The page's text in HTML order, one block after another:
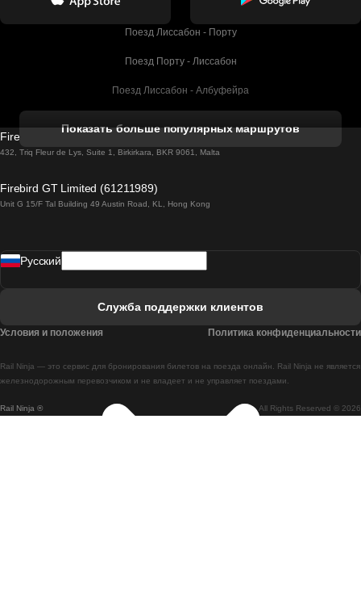
Поезд Лиссабон - Порту
Поезд Порту - Лиссабон
Поезд Лиссабон - Албуфейра
Поезд Лиссабон - Лагос
Поезд Лиссабон - Мадрид
Поезд Лиссабон - Брага
Поезд Брага - Лиссабон
Показать больше популярных маршрутов
Firebird GT Limited (OC 1451)
432, Triq Fleur de Lys, Suite 1, Birkirkara, BKR 9061, Malta
Firebird GT Limited (61211989)
Unit G 15/F Tal Building 49 Austin Road, KL, Hong Kong
Rail Ninja ® All Rights Reserved © 2026
Rail Ninja — это сервис для бронирования билетов на поезда онлайн. Rail Ninja не является
железнодорожным перевозчиком и не владеет и не управляет поездами.
Pусский
Служба поддержки клиентов
Условия и положения Политика конфиденциальности